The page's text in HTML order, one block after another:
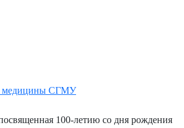
медицины СГМУ
100-летию со дня рождения